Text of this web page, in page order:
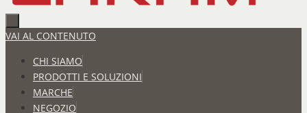
VAI AL CONTENUTO
CHI SIAMO
PRODOTTI E SOLUZIONI
MARCHE
NEGOZIO